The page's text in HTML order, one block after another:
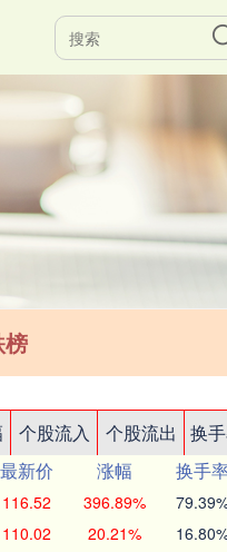
个股流入 个股流出
换
最新价 涨幅
换手
116.52 396.89%
110.02 20.21%